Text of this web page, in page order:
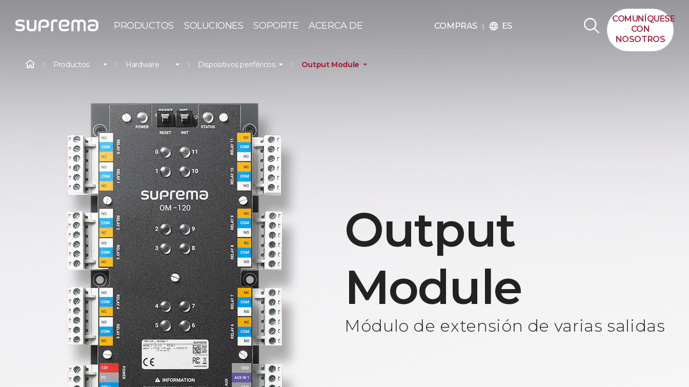
PRODUCTOS SOLUCIONES SOPORTE ACERCA DE COMPRAS language ES
COMUNÍQUESE
CON
NOSOTROS
Output
Module
Módulo de extensión de varias salidas
Productos Hardware Dispositivos periféricos Output Module